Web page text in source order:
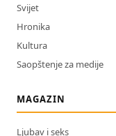
Svijet
Hronika
Kultura
Saopštenje za medije
MAGAZIN
Ljubav i seks